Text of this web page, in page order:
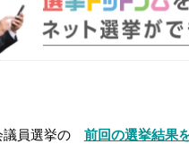
員選挙の 前回の選挙結果